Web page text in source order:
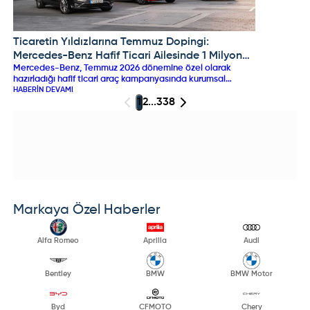
MERCEDES
Ticaretin Yıldızlarına Temmuz Dopingi:
Mercedes-Benz Hafif Ticari Ailesinde 1 Milyon
TL %0 Faiz Fırsatı!
Mercedes-Benz, Temmuz 2026 dönemine özel olarak
hazırladığı hafif ticari araç kampanyasında kurumsal
müşterilerine dev finansman destekleri sunuyor.
Mercedes-Benz Kasko tercihinde Vito, Sprinter ve yüzde
100 elektrikli EQV ile eSprinter modellerinde 1 milyon TL'ye
HABERIN DEVAMI
12...338
Markaya Özel Haberler
Alfa Romeo Aprilia Audi
Bentley BMW BMW Motor
Byd CFMOTO Chery